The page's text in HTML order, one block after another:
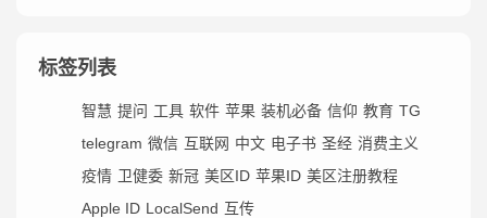
标签列表
智慧 提问 工具 软件 苹果 装机必备 信仰 教育 TG
telegram 微信 互联网 中文 电子书 圣经 消费主义
疫情 卫健委 新冠 美区ID 苹果ID 美区注册教程
Apple ID LocalSend 互传